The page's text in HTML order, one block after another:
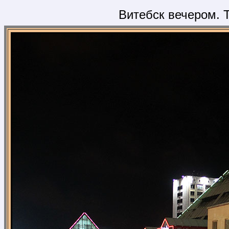
Витебск вечером.